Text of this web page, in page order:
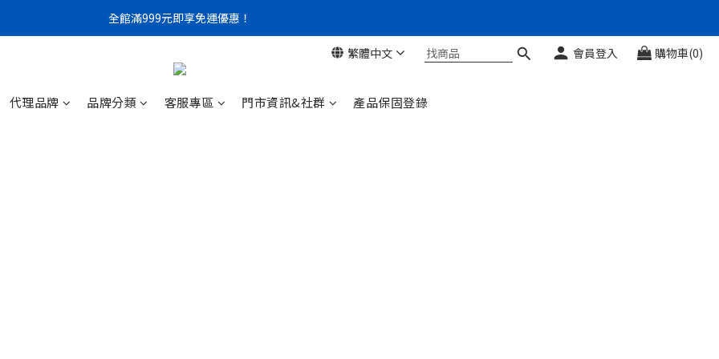
門市限定｜現金結帳不限金額 95 折
繁體中文 會員登入 購物車(0)
代理品牌 品牌分類 客服專區 門市資訊&社群 產品保固登錄